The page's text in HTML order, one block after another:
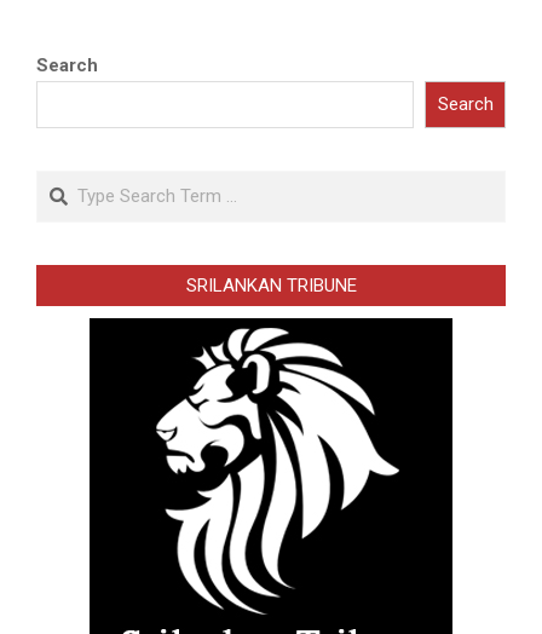
Search
Search
Search
SRILANKAN TRIBUNE